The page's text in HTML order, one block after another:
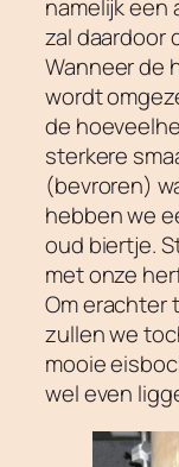
namelijk een
zal daardoor
Wanneer de
wordt
de
sterkere
(bevroren)
hebben we
oud biertje.
met onze
Om erachter
zullen we
mooie
wel even